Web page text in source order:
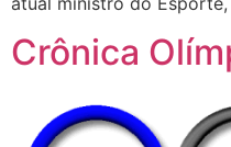
Crônica